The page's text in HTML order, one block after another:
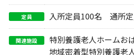
定員 入所定員100名 通所
関連施設
特別養護老人ホームお
地域密着型特別養護老